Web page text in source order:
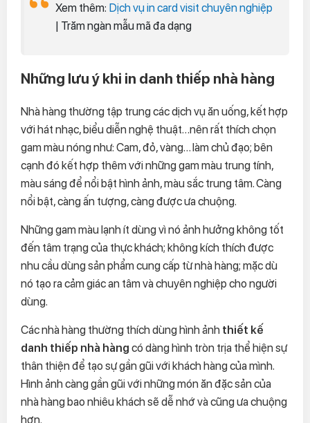
Xem thêm: Dịch vụ in card visit chuyên nghiệp
| Trăm ngàn mẫu mã đa dạng
Những lưu ý khi in danh thiếp nhà hàng
Nhà hàng thường tập trung các dịch vụ ăn uống, kết hợp
với hát nhạc, biểu diễn nghệ thuật…nên rất thích chọn
gam màu nóng như: Cam, đỏ, vàng… làm chủ đạo; bên
cạnh đó kết hợp thêm với những gam màu trung tính,
màu sáng để nổi bật hình ảnh, màu sắc trung tâm. Càng
nổi bật, càng ấn tượng, càng được ưa chuộng.
Những gam màu lạnh ít dùng vì nó ảnh hưởng không tốt
đến tâm trạng của thực khách; không kích thích được
nhu cầu dùng sản phẩm cung cấp từ nhà hàng; mặc dù
nó tạo ra cảm giác an tâm và chuyên nghiệp cho người
dùng.
Các nhà hàng thường thích dùng hình ảnh thiết kế
danh thiếp nhà hàng có dàng hình tròn trịa thể hiện sự
thân thiện để tạo sự gần gũi với khách hàng của mình.
Hình ảnh càng gần gũi với những món ăn đặc sản của
nhà hàng bao nhiêu khách sẽ dễ nhớ và cũng ưa chuộng
hơn.